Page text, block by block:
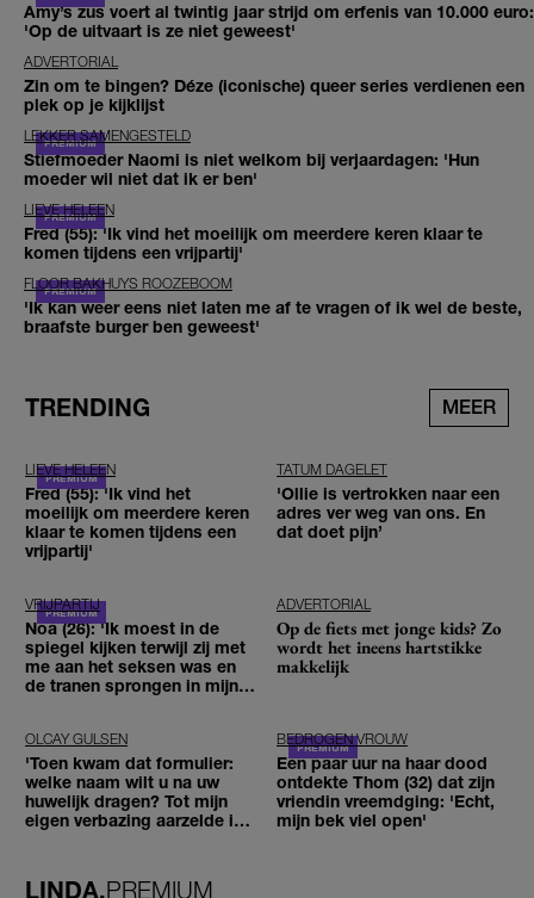
Amy’s zus voert al twintig jaar strijd om erfenis van 10.000 euro:
'Op de uitvaart is ze niet geweest'
ADVERTORIAL
Zin om te bingen? Déze (iconische) queer series verdienen een
plek op je kijklijst
LEKKER SAMENGESTELD
Stiefmoeder Naomi is niet welkom bij verjaardagen: 'Hun
moeder wil niet dat ik er ben'
LIEVE HELEEN
Fred (55): 'Ik vind het moeilijk om meerdere keren klaar te
komen tijdens een vrijpartij'
FLOOR BAKHUYS ROOZEBOOM
'Ik kan weer eens niet laten me af te vragen of ik wel de beste,
braafste burger ben geweest'
TRENDING MEER
LIEVE HELEEN
Fred (55): 'Ik vind het
moeilijk om meerdere keren
klaar te komen tijdens een
vrijpartij'
TATUM DAGELET
'Ollie is vertrokken naar een
adres ver weg van ons. En
dat doet pijn’
VRIJPARTIJ
Noa (26): 'Ik moest in de
spiegel kijken terwijl zij met
me aan het seksen was en
de tranen sprongen in mijn
ADVERTORIAL
Op de fiets met jonge kids? Zo
wordt het ineens hartstikke
makkelijk
OLCAY GULSEN
'Toen kwam dat formulier:
welke naam wilt u na uw
huwelijk dragen? Tot mijn
eigen verbazing aarzelde ik
BEDROGEN VROUW
Een paar uur na haar dood
ontdekte Thom (32) dat zijn
vriendin vreemdging: 'Echt,
mijn bek viel open'
LINDA.PREMIUM